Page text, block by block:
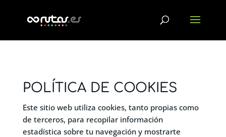
POLÍTICA DE COOKIES
Este sitio web utiliza cookies, tanto propias como
de terceros, para recopilar información
estadística sobre tu navegación y mostrarte